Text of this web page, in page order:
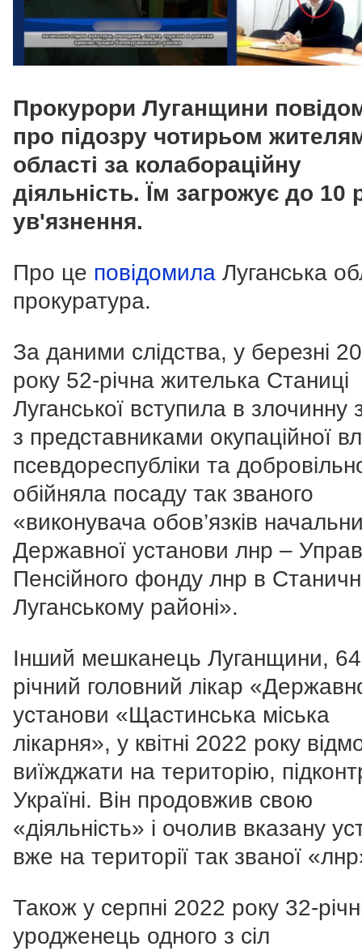
Прокурори Луганщини
про підозру чотирьом
області за колабораційну
діяльність. Їм загрожує до 10
ув'язнення.
Про це повідомила Луганська
прокуратура.
За даними слідства, у березні
року 52-річна жителька Станиці
Луганської вступила в злочинну
з представниками окупаційної
псевдореспубліки та
обійняла посаду так званого
«виконувача обов’язків
Державної установи лнр –
Пенсійного фонду лнр в
Луганському районі».
Інший мешканець Луганщини,
річний головний лікар
установи «Щастинська міська
лікарня», у квітні 2022 року
виїжджати на територію,
Україні. Він продовжив свою
«діяльність» і очолив вказану
вже на території так званої
Також у серпні 2022 року 32-
уродженець одного з сіл